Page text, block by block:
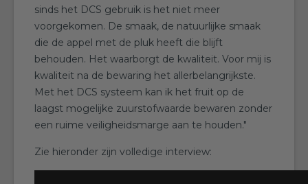
sinds het DCS gebruik is het niet meer
voorgekomen. De smaak, de natuurlijke smaak
die de appel met de pluk heeft die blijft
behouden. Het waarborgt de kwaliteit. Voor mij is
kwaliteit na de bewaring het allerbelangrijkste.
Met het DCS systeem kan ik het fruit op de
laagst mogelijke zuurstofwaarde bewaren zonder
een ruime veiligheidsmarge aan te houden."
Zie hieronder zijn volledige interview: